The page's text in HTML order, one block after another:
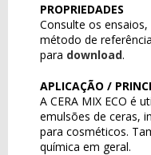
PROPRIEDADES
Consulte os
método de
para download.
APLICAÇÃO /
A CERA MIX ECO é
emulsões de ceras,
para cosméticos.
química em geral.